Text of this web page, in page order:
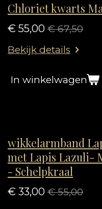
Chloriet kwarts
€ 55,00 € 67,50
Bekijk details
In winkelwagen
wikkelarmband
met Lapis Lazuli-
- Schelpkraal
€ 33,00 € 55,00